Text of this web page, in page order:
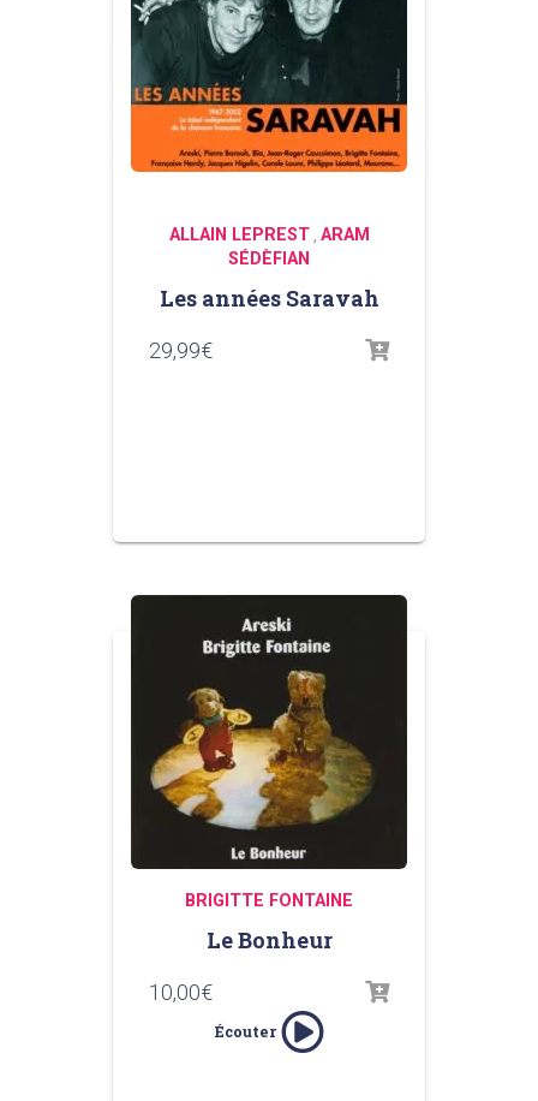
ALLAIN LEPREST, ARAM
SÉDÈFIAN
Les années Saravah
29,99€
BRIGITTE FONTAINE
Le Bonheur
10,00€
Écouter